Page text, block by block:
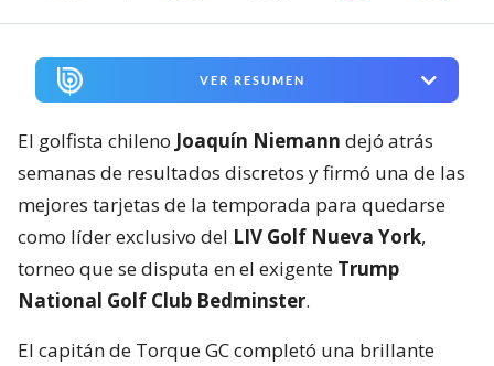
VER RESUMEN
El golfista chileno Joaquín Niemann dejó atrás
semanas de resultados discretos y firmó una de las
mejores tarjetas de la temporada para quedarse
como líder exclusivo del LIV Golf Nueva York,
torneo que se disputa en el exigente Trump
National Golf Club Bedminster.
El capitán de Torque GC completó una brillante